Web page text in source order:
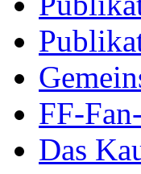
FF-
Das